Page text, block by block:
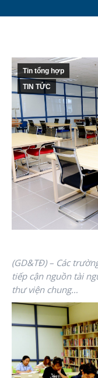
Tin tổng hợp
TIN TỨC
(GD&TĐ) – Các
tiếp cận nguồn tài
thư viện chung…